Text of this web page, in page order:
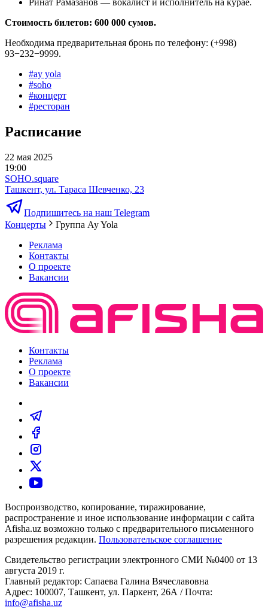
Ринат Рамазанов — вокалист и исполнитель на курае.
Cтоимость билетов: 600 000 сумов.
Необходима предварительная бронь по телефону: (+998)
93−232−9999.
#ay yola
#soho
#концерт
#ресторан
Расписание
22 мая 2025
19:00
SOHO.square
Ташкент, ул. Тараса Шевченко, 23
Подпишитесь на наш Telegram
Концерты
Группа Ay Yola
Реклама
Контакты
О проекте
Вакансии
Контакты
Реклама
О проекте
Вакансии
Воспроизводство, копирование, тиражирование,
распространение и иное использование информации с сайта
Afisha.uz возможно только с предварительного письменного
разрешения редакции. Пользовательское соглашение
Свидетельство регистрации электронного СМИ №0400 от 13
августа 2019 г.
Главный редактор: Сапаева Галина Вячеславовна
Адрес: 100007, Ташкент, ул. Паркент, 26А / Почта:
info@afisha.uz